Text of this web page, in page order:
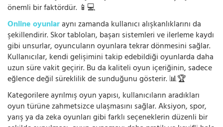
önemli bir faktördür. 📱💻
Online oyunlaraynı zamanda kullanıcı alışkanlıklarını da
şekillendirir. Skor tabloları, başarı sistemleri ve ilerleme kaydı
gibi unsurlar, oyuncuların oyunlara tekrar dönmesini sağlar.
Kullanıcılar, kendi gelişimini takip edebildiği oyunlarda daha
uzun süre vakit geçirir. Bu da kaliteli oyun içeriğinin, sadece
eğlence değil süreklilik de sunduğunu gösterir. 📊🏆
Kategorilere ayrılmış oyun yapısı, kullanıcıların aradıkları
oyun türüne zahmetsizce ulaşmasını sağlar. Aksiyon, spor,
yarış ya da zeka oyunları gibi farklı seçeneklerin düzenli bir